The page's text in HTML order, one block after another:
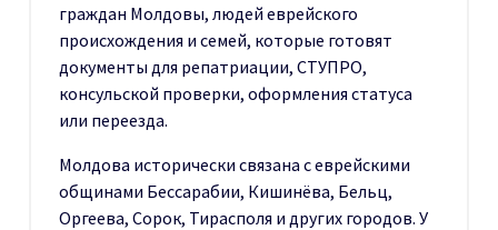
граждан Молдовы, людей еврейского
происхождения и семей, которые готовят
документы для репатриации, СТУПРО,
консульской проверки, оформления статуса
или переезда.
Молдова исторически связана с еврейскими
общинами Бессарабии, Кишинёва, Бельц,
Оргеева, Сорок, Тирасполя и других городов. У